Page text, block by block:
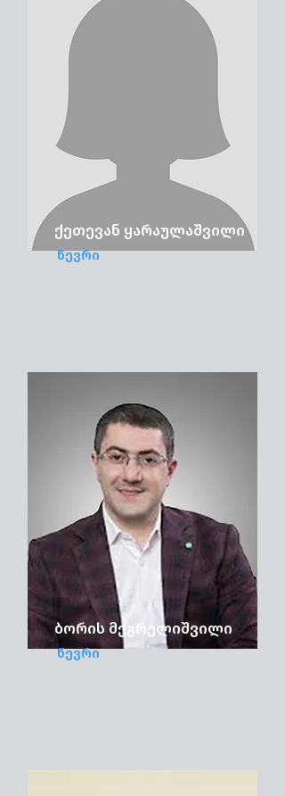
ქეთევან ყარაულაშვილი
წევრი
ბორის მეგრელიშვილი
წევრი